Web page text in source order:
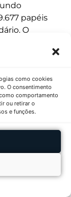
como cookies
O consentimento
comportamento
ou retirar o
e funções.
papéis
O
uma
uma
se
cotação
técnico
de R$
593.974,26,
no
terras